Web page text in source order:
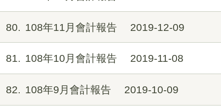
80 108年11月會計報告 2019-12-09
81 108年10月會計報告 2019-11-08
82 108年9月會計報告 2019-10-09